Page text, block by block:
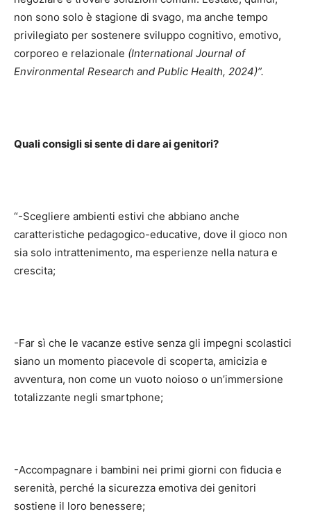
non sono solo è stagione di svago, ma anche tempo
privilegiato per sostenere sviluppo cognitivo, emotivo,
corporeo e relazionale (International Journal of
Environmental Research and Public Health, 2024)”.
Quali consigli si sente di dare ai genitori?
“-Scegliere ambienti estivi che abbiano anche
caratteristiche pedagogico-educative, dove il gioco non
sia solo intrattenimento, ma esperienze nella natura e
crescita;
-Far sì che le vacanze estive senza gli impegni scolastici
siano un momento piacevole di scoperta, amicizia e
avventura, non come un vuoto noioso o un’immersione
totalizzante negli smartphone;
-Accompagnare i bambini nei primi giorni con fiducia e
serenità, perché la sicurezza emotiva dei genitori
sostiene il loro benessere;